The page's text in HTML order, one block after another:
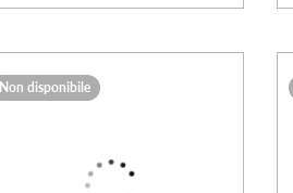
Non disponibile